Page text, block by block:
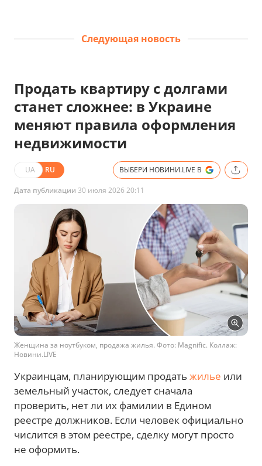
Следующая новость
Продать квартиру с долгами
станет сложнее: в Украине
меняют правила оформления
недвижимости
UA RU ВЫБЕРИ НОВИНИ.LIVE В
Дата публикации 30 июля 2026 20:11
Женщина за ноутбуком, продажа жилья. Фото: Magnific. Коллаж:
Новини.LIVE
Украинцам, планирующим продать жилье или
земельный участок, следует сначала
проверить, нет ли их фамилии в Едином
реестре должников. Если человек официально
числится в этом реестре, сделку могут просто
не оформить.